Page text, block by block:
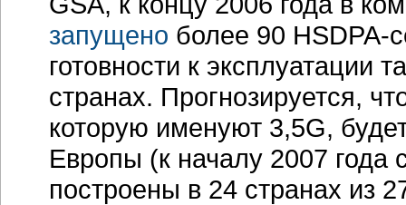
запущено более 90 HSDPA-
готовности к эксплуатации
странах. Прогнозируется,
которую именуют 3,5G,
Европы (к началу 2007 года
построены в 24 странах из